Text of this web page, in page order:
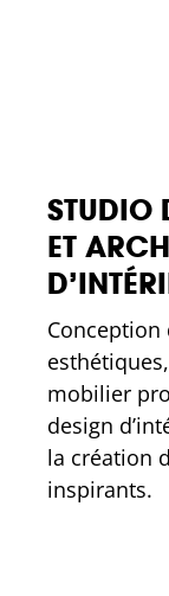
STUDIO
ET
Conception
mobilier
design
la création
inspirants.